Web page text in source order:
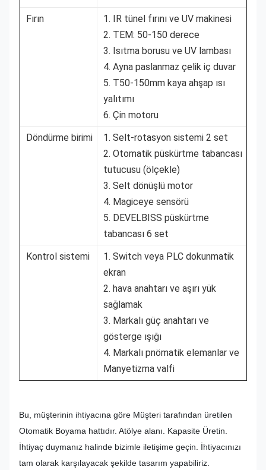
Fırın
1. IR tünel fırını ve UV makinesi
2. TEM: 50-150 derece
3. Isıtma borusu ve UV lambası
4. Ayna paslanmaz çelik iç duvar
5. T50-150mm kaya ahşap ısı
yalıtımı
6. Çin motoru
Döndürme birimi
1. Selt-rotasyon sistemi 2 set
2. Otomatik püskürtme tabancası
tutucusu (ölçekle)
3. Selt dönüşlü motor
4. Magiceye sensörü
5. DEVELBISS püskürtme
tabancası 6 set
Kontrol sistemi
1. Switch veya PLC dokunmatik
ekran
2. hava anahtarı ve aşırı yük
sağlamak
3. Markalı güç anahtarı ve
gösterge ışığı
4. Markalı pnömatik elemanlar ve
Manyetizma valfi
Bu, müşterinin ihtiyacına göre Müşteri tarafından üretilen
Otomatik Boyama hattıdır. Atölye alanı. Kapasite Üretin.
İhtiyaç duymanız halinde bizimle iletişime geçin. İhtiyacınızı
tam olarak karşılayacak şekilde tasarım yapabiliriz.